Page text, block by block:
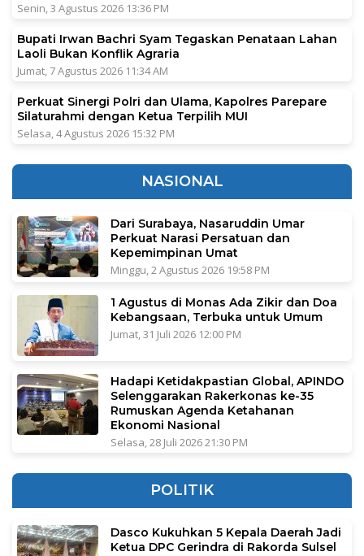
Senin, 3 Agustus 2026 13:36 PM
Bupati Irwan Bachri Syam Tegaskan Penataan Lahan
Laoli Bukan Konflik Agraria
Jumat, 7 Agustus 2026 11:34 AM
Perkuat Sinergi Polri dan Ulama, Kapolres Parepare
Silaturahmi dengan Ketua Terpilih MUI
Selasa, 4 Agustus 2026 15:32 PM
NASIONAL
Dari Surabaya, Nasaruddin Umar
Perkuat Narasi Persatuan dan
Kepemimpinan Umat
Minggu, 2 Agustus 2026 19:58 PM
1 Agustus di Monas Ada Zikir dan Doa
Kebangsaan, Terbuka untuk Umum
Jumat, 31 Juli 2026 12:00 PM
Hadapi Ketidakpastian Global, APINDO
Selenggarakan Rakerkonas ke-35
Rumuskan Agenda Ketahanan
Ekonomi Nasional
Selasa, 28 Juli 2026 21:30 PM
POLITIK
Dasco Kukuhkan 5 Kepala Daerah Jadi
Ketua DPC Gerindra di Rakorda Sulsel